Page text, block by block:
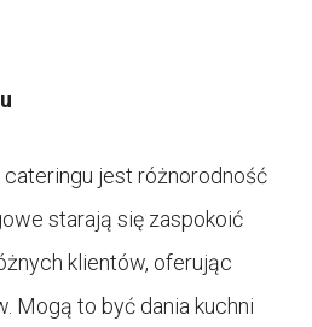
jest różnorodność
starają się zaspokoić
klientów, oferując
Mogą to być dania kuchni